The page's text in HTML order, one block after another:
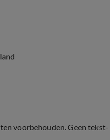
voorbehouden. Geen tekst-